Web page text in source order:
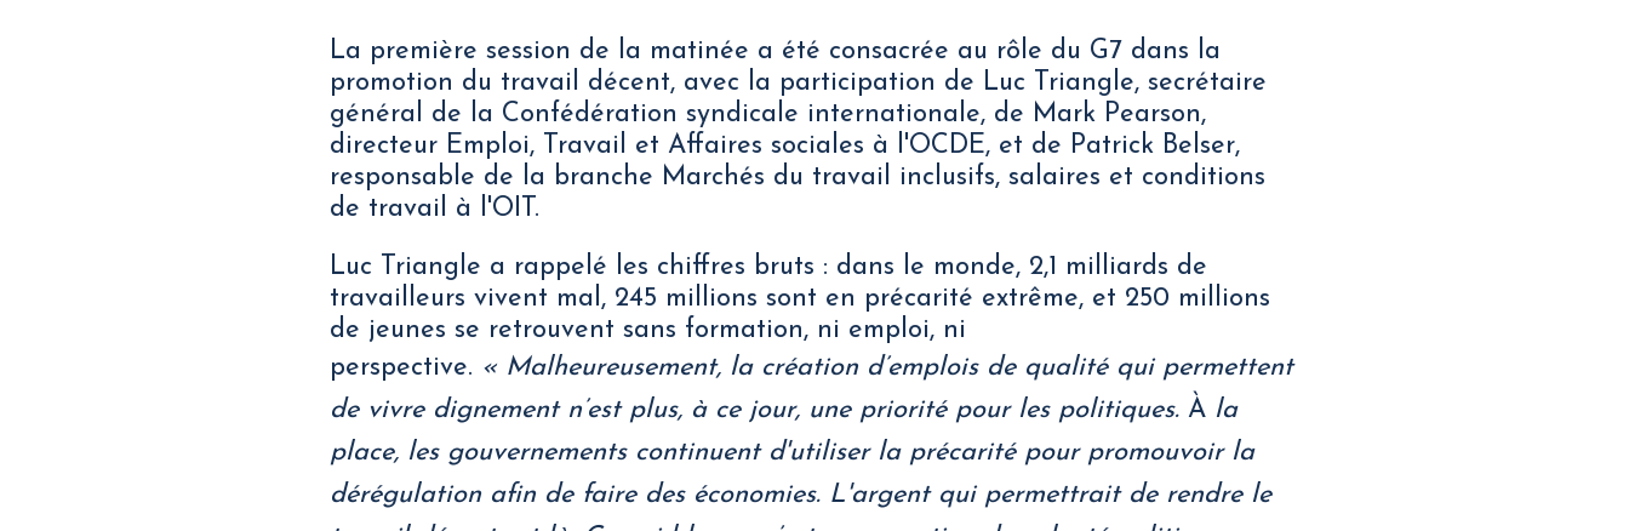
La première session de la matinée a été consacrée au rôle du G7 dans la
promotion du travail décent, avec la participation de Luc Triangle, secrétaire
général de la Confédération syndicale internationale, de Mark Pearson,
directeur Emploi, Travail et Affaires sociales à l'OCDE, et de Patrick Belser,
responsable de la branche Marchés du travail inclusifs, salaires et conditions
de travail à l'OIT.
Luc Triangle a rappelé les chiffres bruts : dans le monde, 2,1 milliards de
travailleurs vivent mal, 245 millions sont en précarité extrême, et 250 millions
de jeunes se retrouvent sans formation, ni emploi, ni
perspective. « Malheureusement, la création d’emplois de qualité qui permettent
de vivre dignement n’est plus, à ce jour, une priorité pour les politiques. À la
place, les gouvernements continuent d'utiliser la précarité pour promouvoir la
dérégulation afin de faire des économies. L'argent qui permettrait de rendre le